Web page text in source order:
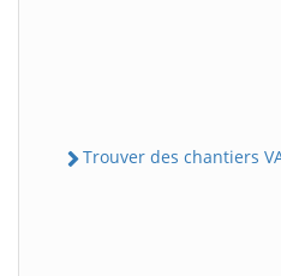
Trouver des chantiers